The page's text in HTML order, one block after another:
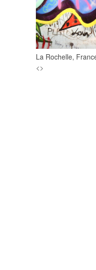
Brooklyn, New-York
<>